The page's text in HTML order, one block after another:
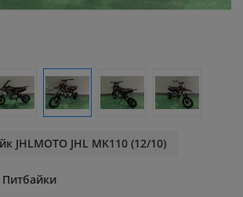
JHLMOTO JHL MK110 (12/10)
Питбайки